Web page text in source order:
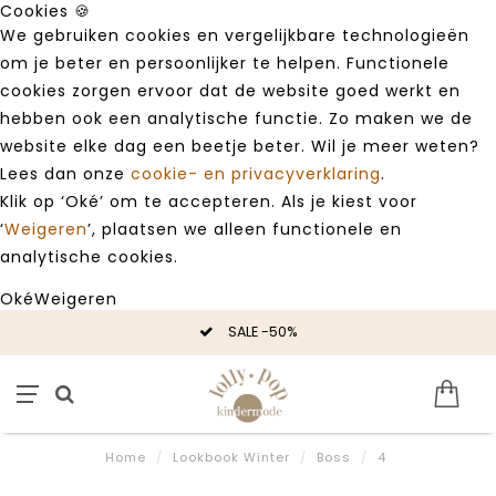
Cookies 🍪
We gebruiken cookies en vergelijkbare technologieën
om je beter en persoonlijker te helpen. Functionele
cookies zorgen ervoor dat de website goed werkt en
hebben ook een analytische functie. Zo maken we de
website elke dag een beetje beter. Wil je meer weten?
Lees dan onze cookie- en privacyverklaring.
Klik op ‘Oké’ om te accepteren. Als je kiest voor
‘Weigeren’, plaatsen we alleen functionele en
analytische cookies.
OkéWeigeren
SALE -50%
Home / Lookbook Winter / Boss / 4